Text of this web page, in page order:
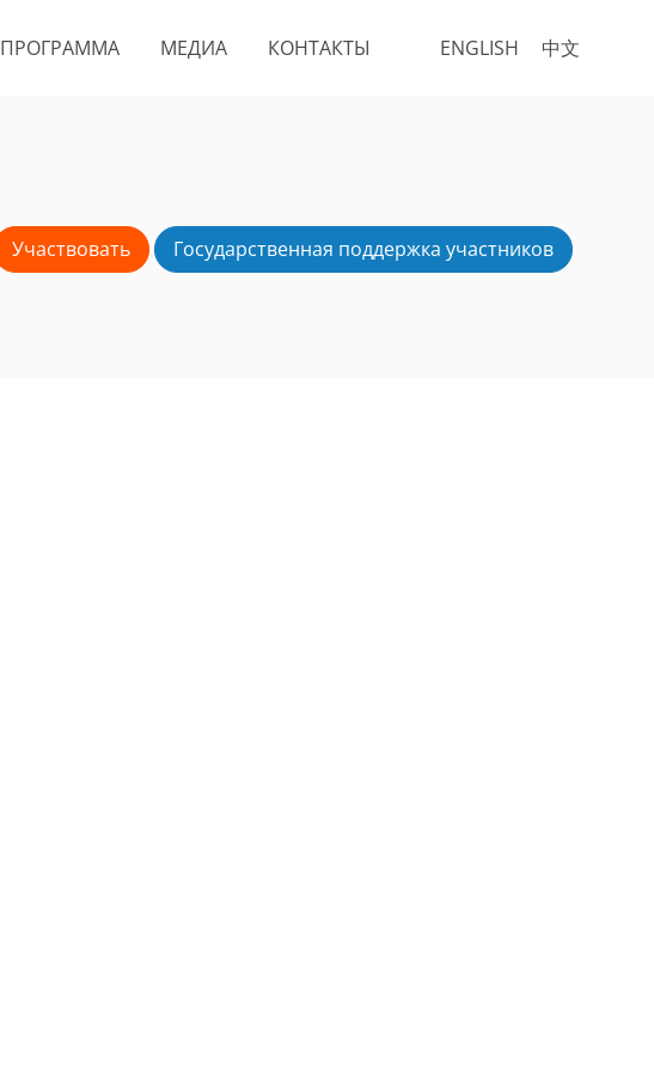
ENGLISH 中文
ПРОГРАММА МЕДИА КОНТАКТЫ
Участвовать Государственная поддержка участников